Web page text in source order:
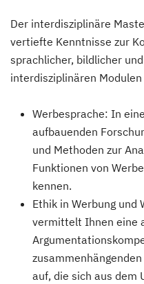
Der interdisziplinäre
vertiefte Kenntnisse zur
sprachlicher, bildlicher
interdisziplinären
Werbesprache: In
aufbauenden
und Methoden zur
Funktionen von
kennen.
Ethik in Werbung und
vermittelt Ihnen eine
auf, die sich aus dem